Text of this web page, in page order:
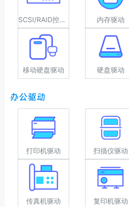
SCSI/RAID控制器驱动 内存驱动
移动硬盘驱动 硬盘驱动
办公驱动
打印机驱动 扫描仪驱动
传真机驱动 复印机驱动